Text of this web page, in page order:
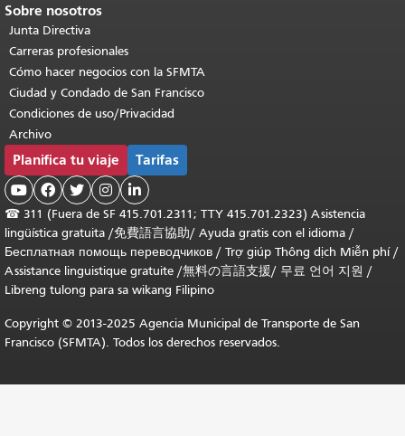
Sobre nosotros
Junta Directiva
Carreras profesionales
Cómo hacer negocios con la SFMTA
Ciudad y Condado de San Francisco
Condiciones de uso/Privacidad
Archivo
Planifica tu viaje Tarifas
    
☎ 311 (Fuera de SF 415.701.2311; TTY 415.701.2323) Asistencia
lingüística gratuita /免費語言協助/ Ayuda gratis con el idioma /
Бесплатная помощь переводчиков / Trợ giúp Thông dịch Miễn phí/
Assistance linguistique gratuite /無料の言語支援/ 무료 언어 지원 /
Libreng tulong para sa wikang Filipino
Copyright © 2013-2025 Agencia Municipal de Transporte de San
Francisco (SFMTA). Todos los derechos reservados.